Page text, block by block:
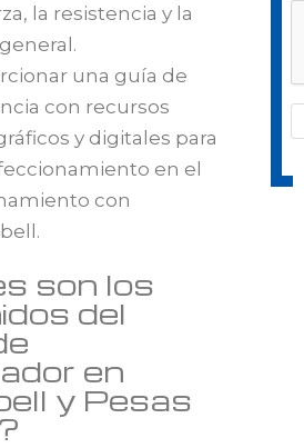
la resistencia y la
una guía de
con recursos
y digitales para
en el
con
son los
del
en
y Pesas